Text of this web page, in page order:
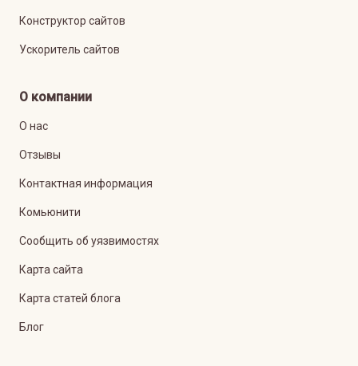
Конструктор сайтов
Ускоритель сайтов
О компании
О нас
Отзывы
Контактная информация
Комьюнити
Сообщить об уязвимостях
Карта сайта
Карта статей блога
Блог